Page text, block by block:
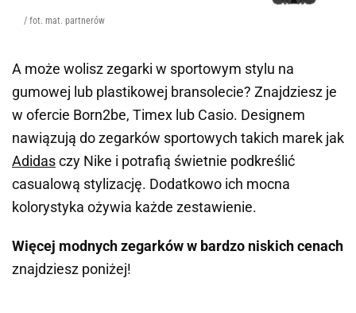
/ fot. mat. partnerów
A może wolisz zegarki w sportowym stylu na
gumowej lub plastikowej bransolecie? Znajdziesz je
w ofercie Born2be, Timex lub Casio. Designem
nawiązują do zegarków sportowych takich marek jak
Adidasczy Nike i potrafią świetnie podkreślić
casualową stylizację. Dodatkowo ich mocna
kolorystyka ożywia każde zestawienie.
Więcej modnych zegarków w bardzo niskich cenach
znajdziesz poniżej!